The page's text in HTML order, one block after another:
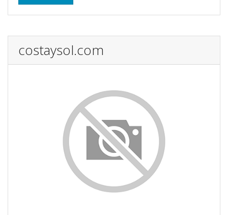
costaysol.com